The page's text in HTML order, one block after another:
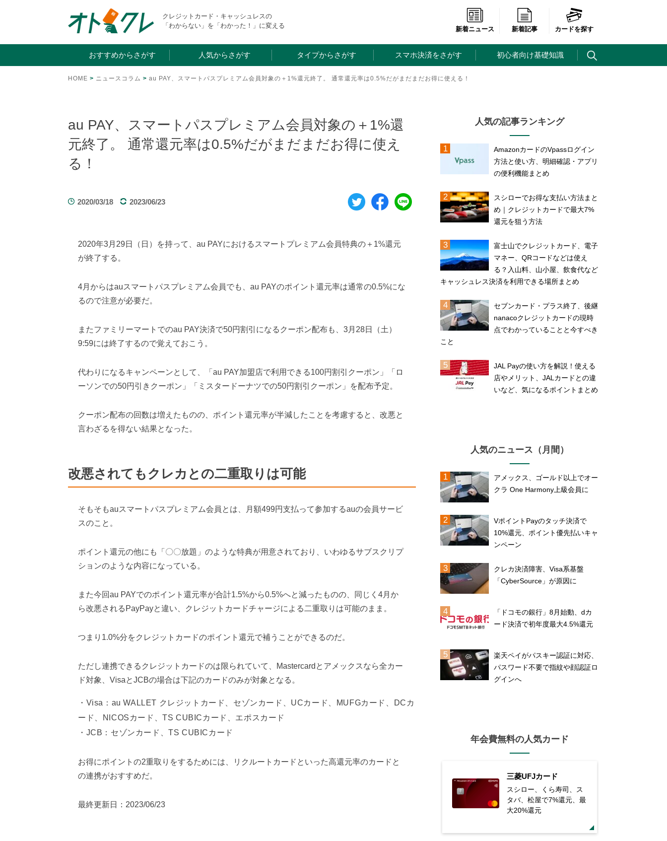
クレジットカード・キャッシュレスの
「わからない」を「わかった！」に変える
新着ニュース 新着記事 カードを探す
おすすめからさがす 人気からさがす タイプからさがす スマホ決済をさがす 初心者向け基礎知識
HOME > ニュースコラム > au PAY、スマートパスプレミアム会員対象の＋1%還元終了。 通常還元率は0.5%だがまだまだお得に使える！
au PAY、スマートパスプレミアム会員対象の＋1%還
元終了。 通常還元率は0.5%だがまだまだお得に使え
る！
2020/03/18 2023/06/23
2020年3月29日（日）を持って、au PAYにおけるスマートプレミアム会員特典の＋1%還元
が終了する。
4月からはauスマートパスプレミアム会員でも、au PAYのポイント還元率は通常の0.5%にな
るので注意が必要だ。
またファミリーマートでのau PAY決済で50円割引になるクーポン配布も、3月28日（土）
9:59には終了するので覚えておこう。
代わりになるキャンペーンとして、「au PAY加盟店で利用できる100円割引クーポン」「ロ
ーソンでの50円引きクーポン」「ミスタードーナツでの50円割引クーポン」を配布予定。
クーポン配布の回数は増えたものの、ポイント還元率が半減したことを考慮すると、改悪と
言わざるを得ない結果となった。
改悪されてもクレカとの二重取りは可能
そもそもauスマートパスプレミアム会員とは、月額499円支払って参加するauの会員サービ
スのこと。
ポイント還元の他にも「〇〇放題」のような特典が用意されており、いわゆるサブスクリプ
ションのような内容になっている。
また今回au PAYでのポイント還元率が合計1.5%から0.5%へと減ったものの、同じく4月か
ら改悪されるPayPayと違い、クレジットカードチャージによる二重取りは可能のまま。
つまり1.0%分をクレジットカードのポイント還元で補うことができるのだ。
ただし連携できるクレジットカードのは限られていて、Mastercardとアメックスなら全カー
ド対象、VisaとJCBの場合は下記のカードのみが対象となる。
Visa：au WALLET クレジットカード、セゾンカード、UCカード、MUFGカード、DCカ
ード、NICOSカード、TS CUBICカード、エポスカード
JCB：セゾンカード、TS CUBICカード
お得にポイントの2重取りをするためには、リクルートカードといった高還元率のカードと
の連携がおすすめだ。
最終更新日：2023/06/23
人気の記事ランキング
AmazonカードのVpassログイン
方法と使い方、明細確認・アプリ
の便利機能まとめ
スシローでお得な支払い方法まと
め｜クレジットカードで最大7%
還元を狙う方法
富士山でクレジットカード、電子
マネー、QRコードなどは使え
る？入山料、山小屋、飲食代など
キャッシュレス決済を利用できる場所まとめ
セブンカード・プラス終了、後継
nanacoクレジットカードの現時
点でわかっていることと今すべき
こと
JAL Payの使い方を解説！使える
店やメリット、JALカードとの違
いなど、気になるポイントまとめ
人気のニュース（月間）
アメックス、ゴールド以上でオー
クラ One Harmony上級会員に
VポイントPayのタッチ決済で
10%還元、ポイント優先払いキャ
ンペーン
クレカ決済障害、Visa系基盤
「CyberSource」が原因に
「ドコモの銀行」8月始動、dカ
ード決済で初年度最大4.5%還元
楽天ペイがパスキー認証に対応、
パスワード不要で指紋や顔認証ロ
グインへ
年会費無料の人気カード
三菱UFJカード
スシロー、くら寿司、ス
タバ、松屋で7%還元、最
大20%還元